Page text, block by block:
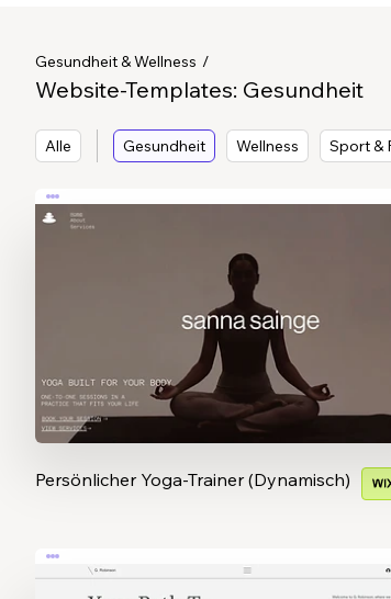
Gesundheit & Wellness
Website-Templates: Gesundheit
Alle Gesundheit Wellness Sport &
Persönlicher Yoga-Trainer (Dynamisch)